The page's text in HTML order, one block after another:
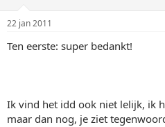
22 jan 2011
Ten eerste: super bedankt!
Ik vind het idd ook niet lelijk, ik
maar dan nog, je ziet